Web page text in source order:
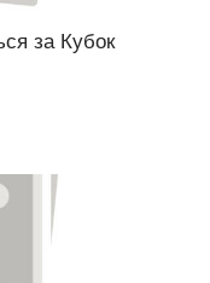
за Кубок